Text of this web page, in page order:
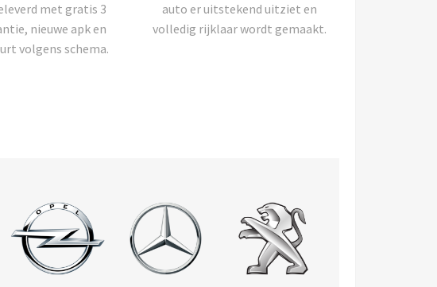
met gratis 3
nieuwe apk en
volgens schema.
auto er uitstekend uitziet en
volledig rijklaar wordt gemaakt.